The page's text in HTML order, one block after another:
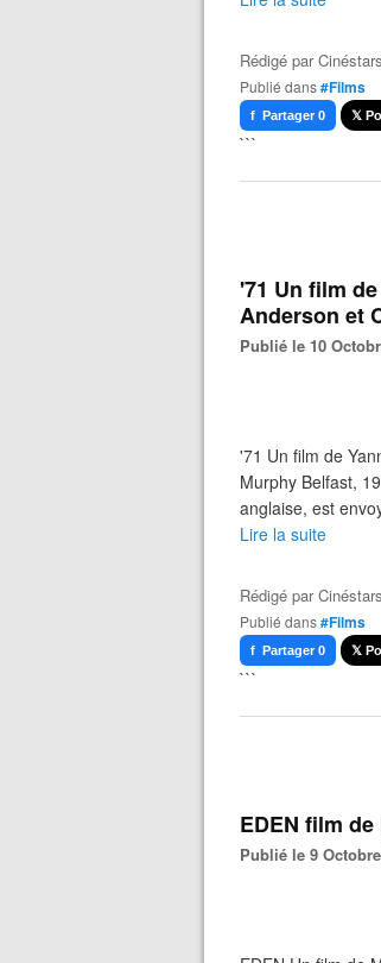
Rédigé par
Publié dans#Films
f Partager 0 𝕏
```
'71 Un film
Anderson et
Publié le 10
'71 Un film de
Murphy Belfast,
anglaise, est
Lire la suite
Rédigé par
Publié dans#Films
f Partager 0 𝕏
```
EDEN film
Publié le 9